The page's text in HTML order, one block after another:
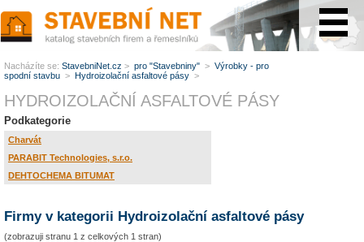
HYDROIZOLAČNÍ ASFALTOVÉ PÁSY
Podkategorie
Charvát
PARABIT Technologies, s.r.o.
DEHTOCHEMA BITUMAT
Firmy v kategorii Hydroizolační asfaltové pásy
(zobrazuji stranu 1 z celkových 1 stran)
Nacházíte se: StavebniNet.cz > pro "Stavebniny" > Výrobky - pro
spodní stavbu > Hydroizolační asfaltové pásy >